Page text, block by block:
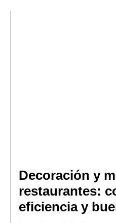
Decoración y
restaurantes:
eficiencia y